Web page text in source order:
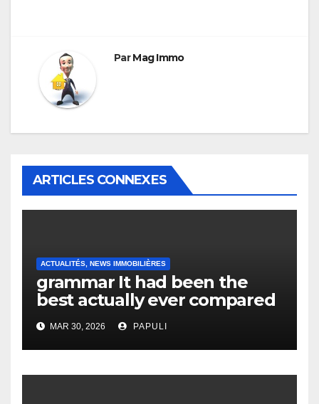
ParMag Immo
ARTICLES CONNEXES
ACTUALITÉS, NEWS IMMOBILIÈRES
grammar It had been the
best actually ever compared
to it’s the top actually?
English Vocabulary Learners
Heap Change
MAR 30, 2026 PAPULI